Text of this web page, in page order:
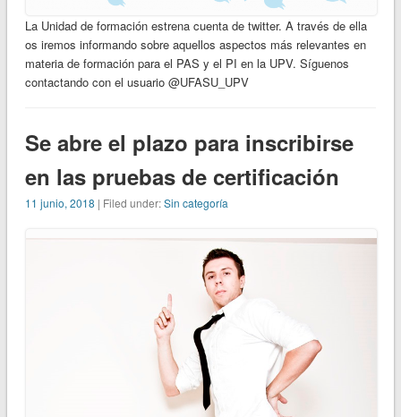
La Unidad de formación estrena cuenta de twitter. A través de ella
os iremos informando sobre aquellos aspectos más relevantes en
materia de formación para el PAS y el PI en la UPV. Síguenos
contactando con el usuario @UFASU_UPV
Se abre el plazo para inscribirse
en las pruebas de certificación
11 junio, 2018 | Filed under:Sin categoría